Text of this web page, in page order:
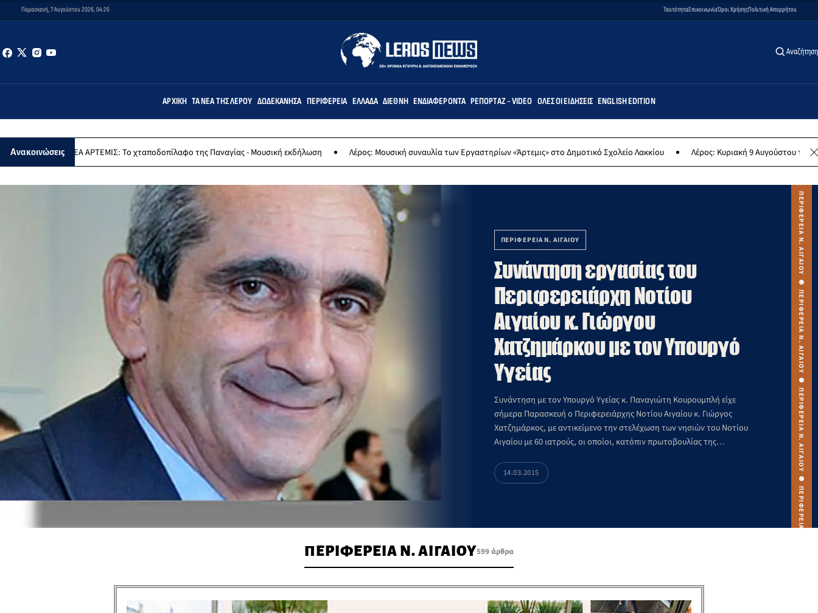
Παρασκευή, 7 Αυγούστου 2026, 04:26 ΤαυτότηταΕπικοινωνίαΌροι ΧρήσηςΠολιτική Απορρήτου
Αναζήτηση
ΑΡΧΙΚΉ ΤΑ ΝΈΑ ΤΗΣ ΛΈΡΟΥ ΔΩΔΕΚΆΝΗΣΑ ΠΕΡΙΦΈΡΕΙΑ ΕΛΛΆΔΑ ΔΙΕΘΝΉ ΕΝΔΙΑΦΈΡΟΝΤΑ ΡΕΠΟΡΤΆΖ - VIDEO ΌΛΕΣ ΟΙ ΕΙΔΉΣΕΙΣ ENGLISH EDITION
Ανακοινώσεις
ΑΡΤΕΜΙΣ: Το χταποδοπίλαφο της Παναγίας - Μουσική εκδήλωση Λέρος: Μουσική συναυλία των Εργαστηρίων «Άρτεμις» στο Δημοτικό Σχολείο Λακκίου Λέρος: Κυριακή 9 Αυγούστου το μεγαλύτερο
ΠΕΡΙΦΕΡΕΙΑ Ν. ΑΙΓΑΙΟΥ
Συνάντηση εργασίας του
Περιφερειάρχη Νοτίου
Αιγαίου κ. Γιώργου
Χατζημάρκου με τον Υπουργό
Υγείας
Συνάντηση με τον Υπουργό Υγείας κ. Παναγιώτη Κουρουμπλή είχε
σήμερα Παρασκευή ο Περιφερειάρχης Νοτίου Αιγαίου κ. Γιώργος
Χατζημάρκος, με αντικείμενο την στελέχωση των νησιών του Νοτίου
Αιγαίου με 60 ιατρούς, οι οποίοι, κατόπιν πρωτοβουλίας της
Περιφέρεια Νοτίου Αιγαίου καθ’ όλη τη διάρκεια της εκεί παρουσίας
τους.
14.03.2015
ΠΕΡΙΦΕΡΕΙΑ Ν. ΑΙΓΑΙΟΥ599 άρθρα